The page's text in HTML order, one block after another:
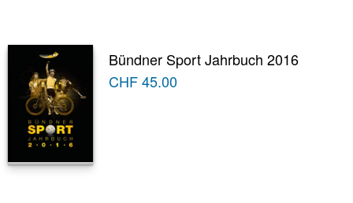
Bündner Sport Jahrbuch 2016
CHF45.00